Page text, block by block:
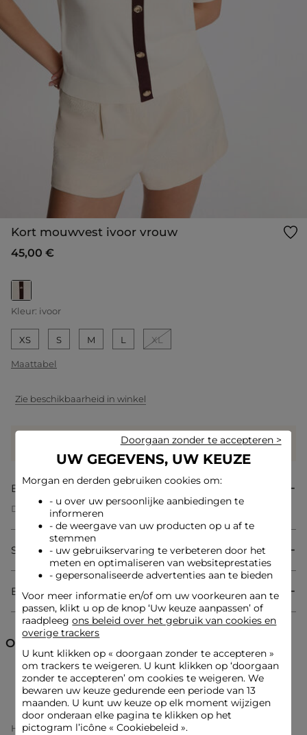
Kort mouwvest ivoor vrouw
45,00 €
geselecteerd
Kleur: ivoor
XS S M L XL
Maattabel
Zie beschikbaarheid in winkel
45 hartjes met dit product
Beschrijving
Dit rechte vest belichaamt moderne elegantie met zijn
gestructureerde reverskraag. De knopen zorgen voor een
verfijnde afwerking en benadrukken het geraffineerde
karakter van het kledingstuk. De tijdloze snit past harmonieus
bij alle lichaamsvormen, waardoor dit model een onmisbaar
item is in de vrouwelijke garderobe.
Recht vest
Reverskraag
Korte mouwen
Knopen
Look ideeën
Het rechte vest met reverskraag en knopen combineert
perfect met een vloeiende broek met hoge taille en elegante
sandalen voor een verfijnde uitstraling.
Samenstelling & onderhoud
Bezorging & Retourzending
Ontdek ook
Korte cardigans Vesten
Home Kleding Vrouw
Vesten Femme
UW GEGEVENS, UW KEUZE
Morgan en derden gebruiken cookies om:
- u over uw persoonlijke aanbiedingen te
informeren
- de weergave van uw producten op u af te
stemmen
- uw gebruikservaring te verbeteren door het
meten en optimaliseren van websiteprestaties
- gepersonaliseerde advertenties aan te bieden
Voor meer informatie en/of om uw voorkeuren aan te
passen, klikt u op de knop ‘Uw keuze aanpassen’ of
raadpleegons beleid over het gebruik van cookies en
overige trackers
U kunt klikken op « doorgaan zonder te accepteren»
om trackers te weigeren. U kunt klikken op ‘doorgaan
zonder te accepteren’ om cookies te weigeren. We
bewaren uw keuze gedurende een periode van 13
maanden. U kunt uw keuze op elk moment wijzigen
door onderaan elke pagina te klikken op het
pictogram l’icône « Cookiebeleid ».
Doorgaan zonder te accepteren >